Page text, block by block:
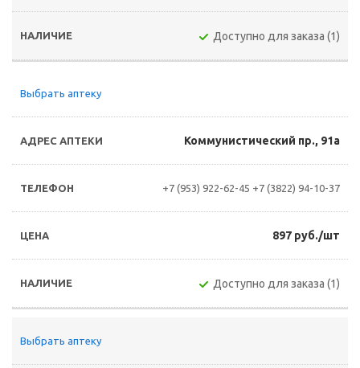
Доступно для заказа (1)
Выбрать аптеку
Коммунистический пр., 91а
+7 (953) 922-62-45 +7 (3822) 94-10-37
897 руб./шт
Доступно для заказа (1)
Выбрать аптеку